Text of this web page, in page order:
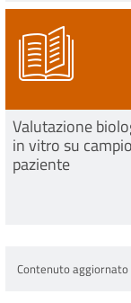
Valutazione
in vitro su
paziente
Contenuto aggiornato